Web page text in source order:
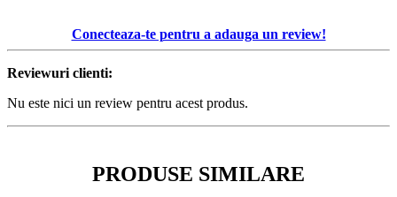
Conecteaza-te pentru a adauga un review!
Reviewuri clienti:
Nu este nici un review pentru acest produs.
PRODUSE SIMILARE